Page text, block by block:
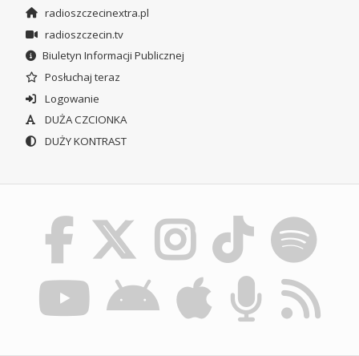
radioszczecinextra.pl
radioszczecin.tv
Biuletyn Informacji Publicznej
Posłuchaj teraz
Logowanie
DUŻA CZCIONKA
DUŻY KONTRAST